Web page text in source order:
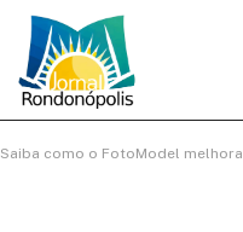
Saiba como o FotoModel melhora a jornada do cliente com imagens